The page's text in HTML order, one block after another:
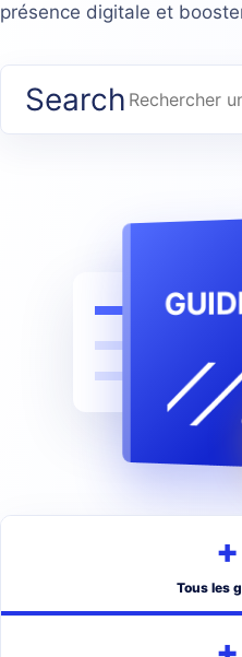
présence digitale et
Rechercher
Search
+
Tous les